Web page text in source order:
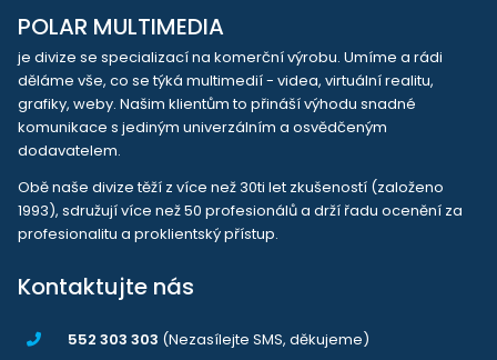
POLAR MULTIMEDIA
je divize se specializací na komerční výrobu. Umíme a rádi
děláme vše, co se týká multimedií - videa, virtuální realitu,
grafiky, weby. Našim klientům to přináší výhodu snadné
komunikace s jediným univerzálním a osvědčeným
dodavatelem.
Obě naše divize těží z více než 30ti let zkušeností (založeno
1993), sdružují více než 50 profesionálů a drží řadu ocenění za
profesionalitu a proklientský přístup.
Kontaktujte nás
552 303 303 (Nezasílejte SMS, děkujeme)